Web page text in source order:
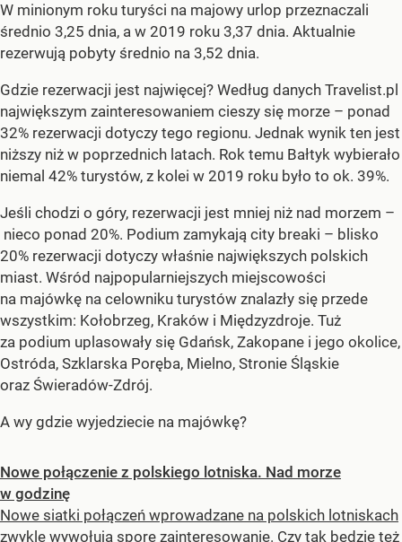
W minionym roku turyści na majowy urlop przeznaczali
średnio 3,25 dnia, a w 2019 roku 3,37 dnia. Aktualnie
rezerwują pobyty średnio na 3,52 dnia.
Gdzie rezerwacji jest najwięcej? Według danych Travelist.pl
największym zainteresowaniem cieszy się morze – ponad
32% rezerwacji dotyczy tego regionu. Jednak wynik ten jest
niższy niż w poprzednich latach. Rok temu Bałtyk wybierało
niemal 42% turystów, z kolei w 2019 roku było to ok. 39%.
Jeśli chodzi o góry, rezerwacji jest mniej niż nad morzem –
nieco ponad 20%. Podium zamykają city breaki – blisko
20% rezerwacji dotyczy właśnie największych polskich
miast. Wśród najpopularniejszych miejscowości
na majówkę na celowniku turystów znalazły się przede
wszystkim: Kołobrzeg, Kraków i Międzyzdroje. Tuż
za podium uplasowały się Gdańsk, Zakopane i jego okolice,
Ostróda, Szklarska Poręba, Mielno, Stronie Śląskie
oraz Świeradów-Zdrój.
A wy gdzie wyjedziecie na majówkę?
Nowe połączenie z polskiego lotniska. Nad morze
w godzinę
Nowe siatki połączeń wprowadzane na polskich lotniskach
zwykle wywołują spore zainteresowanie. Czy tak będzie też